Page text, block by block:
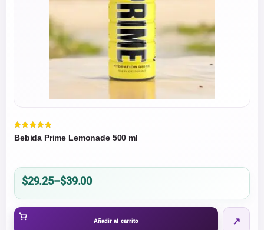
Valorado
en
Bebida Prime Lemonade 500 ml
$29.25–$39.00
Price
$29.25
through
Añadir al carrito ↗